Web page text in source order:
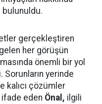
bulunuldu.
gerçekleştiren
her görüşün
önemli bir yol
yerinde
kalıcı çözümler
ifade eden Önal, ilgili